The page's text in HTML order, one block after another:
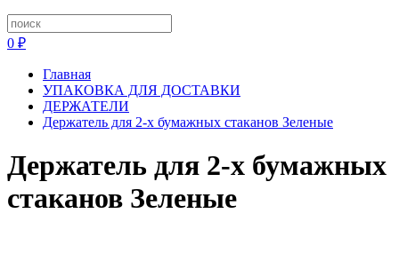
0 ₽
Главная
УПАКОВКА ДЛЯ ДОСТАВКИ
ДЕРЖАТЕЛИ
Держатель для 2-х бумажных стаканов Зеленые
Держатель для 2-х бумажных
стаканов Зеленые